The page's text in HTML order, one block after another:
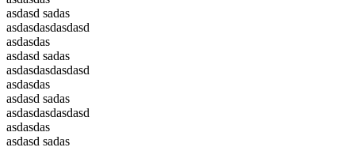
asdasd sadas
asdasdasdasdasd
asdasdas
asdasd sadas
asdasdasdasdasd
asdasdas
asdasd sadas
asdasdasdasdasd
asdasdas
asdasd sadas